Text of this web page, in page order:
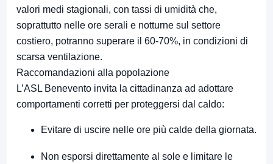
valori medi stagionali, con tassi di umidità che,
soprattutto nelle ore serali e notturne sul settore
costiero, potranno superare il 60-70%, in condizioni di
scarsa ventilazione.
Raccomandazioni alla popolazione
L’ASL Benevento invita la cittadinanza ad adottare
comportamenti corretti per proteggersi dal caldo:
Evitare di uscire nelle ore più calde della giornata.
Non esporsi direttamente al sole e limitare le